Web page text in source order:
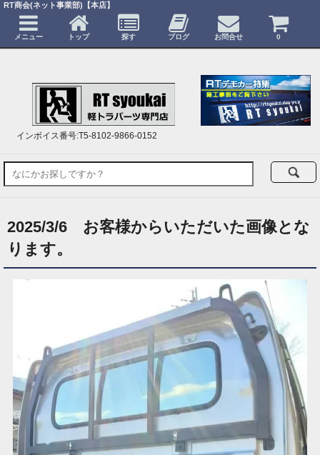
インボイス番号:T5-8102-9866-0152
2025/3/6 お客様からいただいた画像とな
ります。
RT商会(ネット事業部)【本店】
メニュー トップ 探す ブログ お問合せ 0